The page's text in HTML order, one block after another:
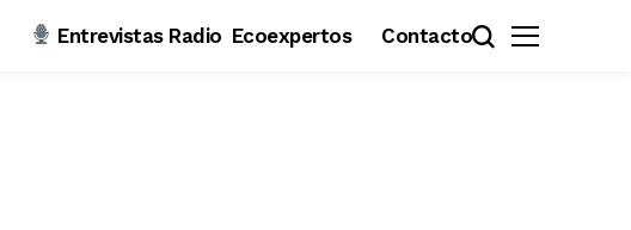
Entrevistas Radio Ecoexpertos Contacto